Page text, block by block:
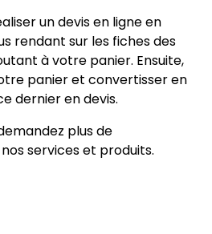
un devis en ligne en
rendant sur les fiches des
à votre panier. Ensuite,
panier et convertisser en
dernier en devis.
plus de
services et produits.